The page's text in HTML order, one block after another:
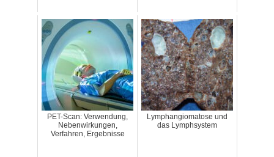
PET-Scan: Verwendung,
Nebenwirkungen,
Verfahren, Ergebnisse
Lymphangiomatose und
das Lymphsystem